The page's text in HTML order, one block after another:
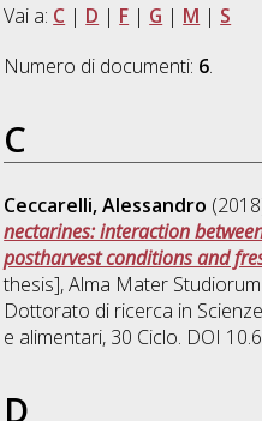
Vai a: C | D | F | G | M | S
Numero di documenti: 6.
C
Ceccarelli, Alessandro
nectarines: interaction
postharvest conditions and
thesis], Alma Mater
Dottorato di ricerca in
e alimentari, 30 Ciclo. DOI
D